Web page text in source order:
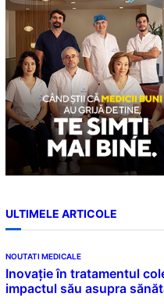
h
ULTIMELE ARTICOLE
NOUTATI MEDICALE
Inovație în tratamentul
impactul său asupra